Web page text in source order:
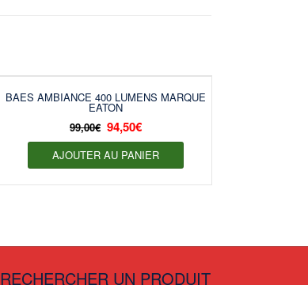
BAES AMBIANCE 400 LUMENS MARQUE
EATON
99,00€ 94,50€
AJOUTER AU PANIER
RECHERCHER UN PRODUIT